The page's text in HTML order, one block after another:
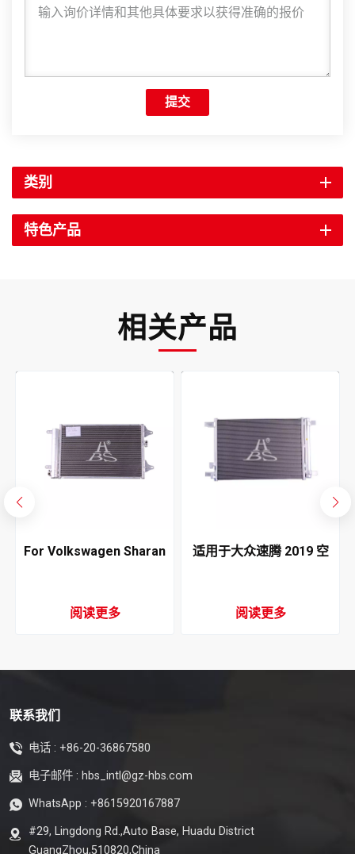
提交
类别
特色产品
相关产品
For Volkswagen Sharan
阅读更多
适用于大众速腾 2019 空
阅读更多
联系我们
电话 : +86-20-36867580
电子邮件 : hbs_intl@gz-hbs.com
WhatsApp : +8615920167887
#29, Lingdong Rd.,Auto Base, Huadu District
GuangZhou,510820,China